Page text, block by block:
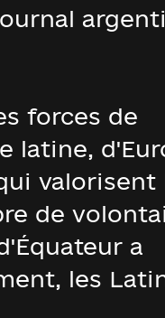
forces de
latine,
valorisent
de
a
les